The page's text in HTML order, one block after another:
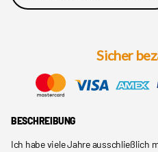
Sicher
BESCHREIBUNG
Ich habe viele Jahre ausschließlich